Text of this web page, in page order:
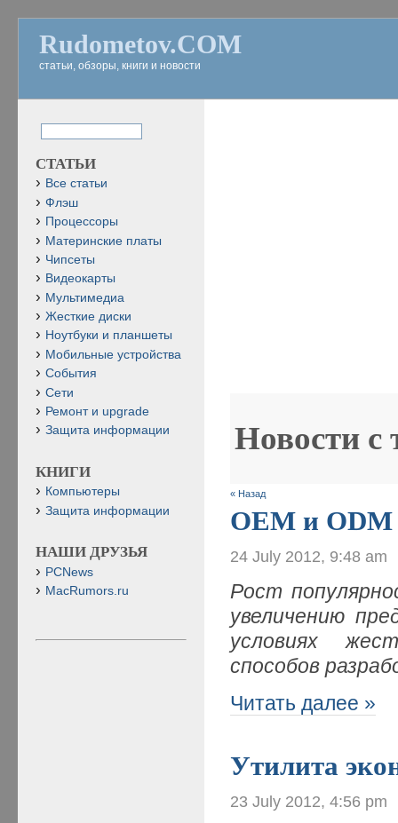
Rudometov.COM
статьи, обзоры, книги и новости
Новости с
« Назад
OEM и ODM
24 July 2012, 9:48 am
Рост
увеличению
условиях
способов
Читать далее »
Утилита
23 July 2012, 4:56 pm
СТАТЬИ
Все статьи
Флэш
Процессоры
Материнские платы
Чипсеты
Видеокарты
Мультимедиа
Жесткие диски
Ноутбуки и планшеты
Мобильные устройства
События
Сети
Ремонт и upgrade
Защита информации
КНИГИ
Компьютеры
Защита информации
НАШИ ДРУЗЬЯ
PCNews
MacRumors.ru